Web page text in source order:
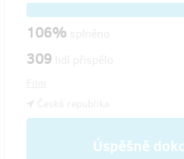
106%
309
Úspěšně